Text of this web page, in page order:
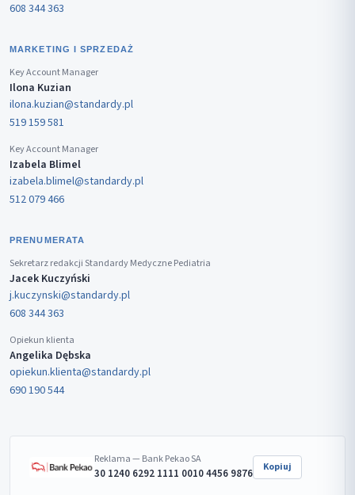
608 344 363
MARKETING I SPRZEDAŻ
Key Account Manager
Ilona Kuzian
ilona.kuzian@standardy.pl
519 159 581
Key Account Manager
Izabela Blimel
izabela.blimel@standardy.pl
512 079 466
PRENUMERATA
Sekretarz redakcji Standardy Medyczne Pediatria
Jacek Kuczyński
j.kuczynski@standardy.pl
608 344 363
Opiekun klienta
Angelika Dębska
opiekun.klienta@standardy.pl
690 190 544
Reklama — Bank Pekao SA
30 1240 6292 1111 0010 4456 9876 Kopiuj